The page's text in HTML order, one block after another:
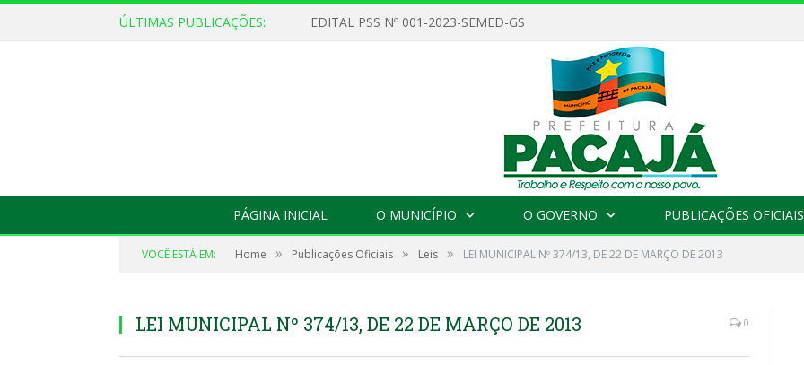
ÚLTIMAS PUBLICAÇÕES: EDITAL PSS Nº 001-2023-SEMED-GS
PÁGINA INICIAL O MUNICÍPIO O GOVERNO PUBLICAÇÕES OFICIAIS
VOCÊ ESTÁ EM: Home » Publicações Oficiais » Leis » LEI MUNICIPAL Nº 374/13, DE 22 DE MARÇO DE 2013
LEI MUNICIPAL Nº 374/13, DE 22 DE MARÇO DE 2013 0